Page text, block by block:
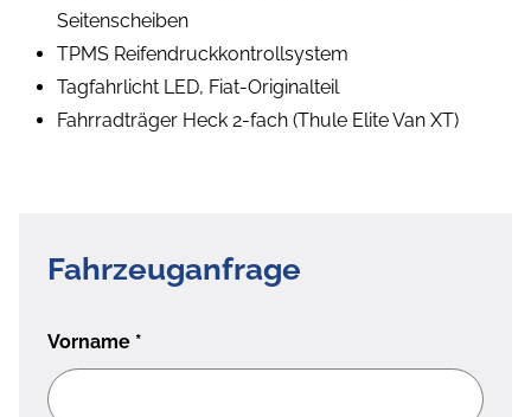
Seitenscheiben
TPMS Reifendruckkontrollsystem
Tagfahrlicht LED, Fiat-Originalteil
Fahrradträger Heck 2-fach (Thule Elite Van XT)
Fahrzeuganfrage
Vorname *